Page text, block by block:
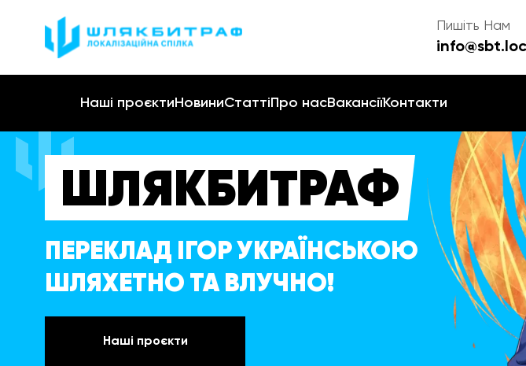
Пишіть Нам
Наші проєкти НовиниСтатті Про насВакансіїКонтакти
ШЛЯКБИТРАФ
ПЕРЕКЛАД ІГОР УКРАЇНСЬКОЮ
ШЛЯХЕТНО ТА ВЛУЧНО!
Наші проєкти